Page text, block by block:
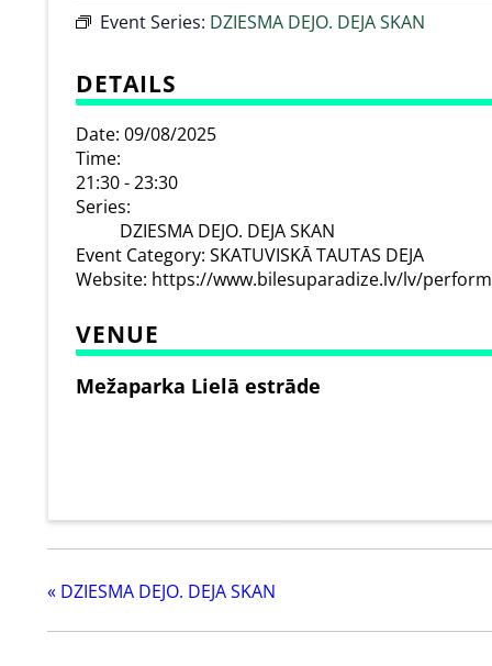
Event Series: DZIESMA DEJO. DEJA SKAN
DETAILS
Date: 09/08/2025
Time:
21:30 - 23:30
Series:
DZIESMA DEJO. DEJA SKAN
Event Category: SKATUVISKĀ TAUTAS DEJA
Website: https://www.bilesuparadize.lv/lv/
VENUE
Mežaparka Lielā estrāde
« DZIESMA DEJO. DEJA SKAN